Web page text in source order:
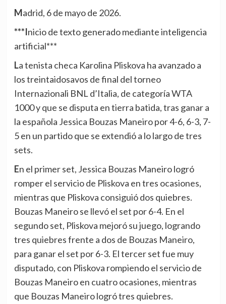
Madrid, 6 de mayo de 2026.
***Inicio de texto generado mediante inteligencia
artificial***
La tenista checa Karolina Pliskova ha avanzado a
los treintaidosavos de final del torneo
Internazionali BNL d’Italia, de categoría WTA
1000 y que se disputa en tierra batida, tras ganar a
la española Jessica Bouzas Maneiro por 4-6, 6-3, 7-
5 en un partido que se extendió a lo largo de tres
sets.
En el primer set, Jessica Bouzas Maneiro logró
romper el servicio de Pliskova en tres ocasiones,
mientras que Pliskova consiguió dos quiebres.
Bouzas Maneiro se llevó el set por 6-4. En el
segundo set, Pliskova mejoró su juego, logrando
tres quiebres frente a dos de Bouzas Maneiro,
para ganar el set por 6-3. El tercer set fue muy
disputado, con Pliskova rompiendo el servicio de
Bouzas Maneiro en cuatro ocasiones, mientras
que Bouzas Maneiro logró tres quiebres.